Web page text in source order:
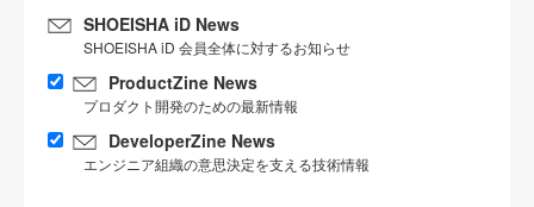
SHOEISHA iD News
SHOEISHA iD 会員全体に対するお知らせ
ProductZine News
プロダクト開発のための最新情報
DeveloperZine News
エンジニア組織の意思決定を支える技術情報